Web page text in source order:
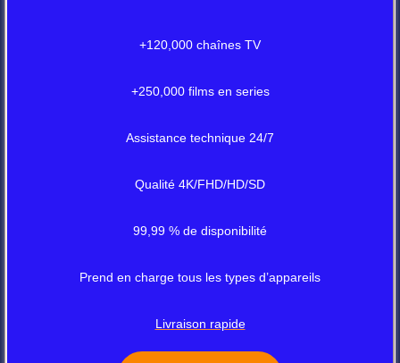
+120,000 chaînes TV
+250,000 films en series
Assistance technique 24/7
Qualité 4K/FHD/HD/SD
99,99 % de disponibilité
Prend en charge tous les types d’appareils
Livraison rapide